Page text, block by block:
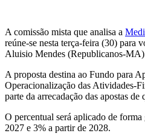
A comissão mista que analisa a
reúne-se nesta terça-feira (30) para
Aluisio Mendes (Republicanos-
A proposta destina ao Fundo para
Operacionalização das Atividades-
parte da arrecadação das apostas de
O percentual será aplicado de
2027 e 3% a partir de 2028.